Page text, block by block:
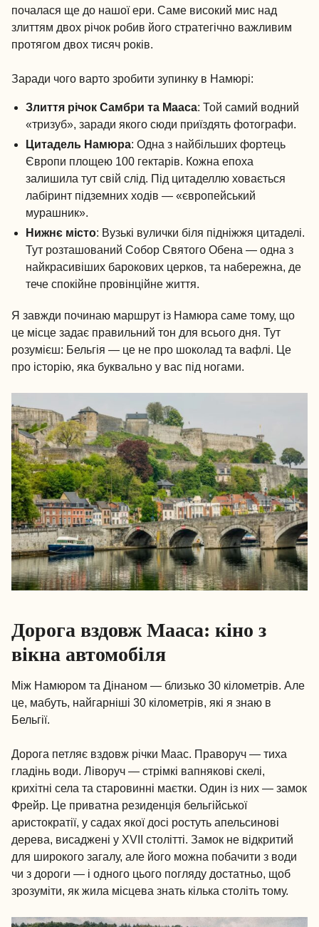
почалася ще до нашої ери. Саме високий мис над
злиттям двох річок робив його стратегічно важливим
протягом двох тисяч років.
Заради чого варто зробити зупинку в Намюрі:
Злиття річок Самбри та Мааса: Той самий водний
«тризуб», заради якого сюди приїздять фотографи.
Цитадель Намюра: Одна з найбільших фортець
Європи площею 100 гектарів. Кожна епоха
залишила тут свій слід. Під цитаделлю ховається
лабіринт підземних ходів — «європейський
мурашник».
Нижнє місто: Вузькі вулички біля підніжжя цитаделі.
Тут розташований Собор Святого Обена — одна з
найкрасивіших барокових церков, та набережна, де
тече спокійне провінційне життя.
Я завжди починаю маршрут із Намюра саме тому, що
це місце задає правильний тон для всього дня. Тут
розумієш: Бельгія — це не про шоколад та вафлі. Це
про історію, яка буквально у вас під ногами.
Дорога вздовж Мааса: кіно з
вікна автомобіля
Між Намюром та Дінаном — близько 30 кілометрів. Але
це, мабуть, найгарніші 30 кілометрів, які я знаю в
Бельгії.
Дорога петляє вздовж річки Маас. Праворуч — тиха
гладінь води. Ліворуч — стрімкі вапнякові скелі,
крихітні села та старовинні маєтки. Один із них — замок
Фрейр. Це приватна резиденція бельгійської
аристократії, у садах якої досі ростуть апельсинові
дерева, висаджені у XVII столітті. Замок не відкритий
для широкого загалу, але його можна побачити з води
чи з дороги — і одного цього погляду достатньо, щоб
зрозуміти, як жила місцева знать кілька століть тому.